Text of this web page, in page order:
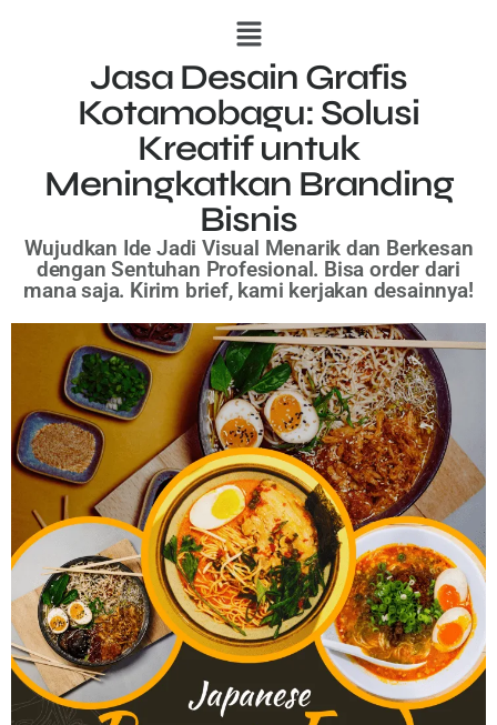
Jasa Desain Grafis
Kotamobagu: Solusi
Kreatif untuk
Meningkatkan Branding
Bisnis
Wujudkan Ide Jadi Visual Menarik dan Berkesan
dengan Sentuhan Profesional. Bisa order dari
mana saja. Kirim brief, kami kerjakan desainnya!